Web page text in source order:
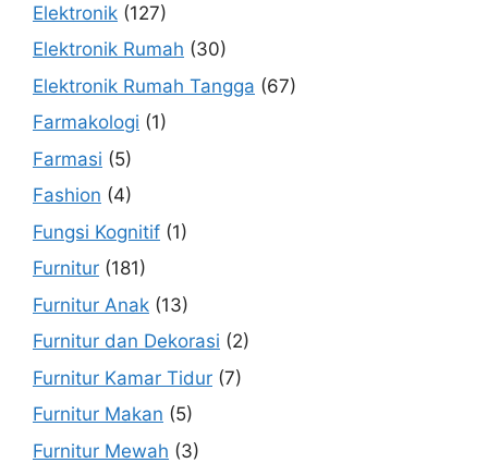
Elektronik (127)
Elektronik Rumah (30)
Elektronik Rumah Tangga (67)
Farmakologi (1)
Farmasi (5)
Fashion (4)
Fungsi Kognitif (1)
Furnitur (181)
Furnitur Anak (13)
Furnitur dan Dekorasi (2)
Furnitur Kamar Tidur (7)
Furnitur Makan (5)
Furnitur Mewah (3)